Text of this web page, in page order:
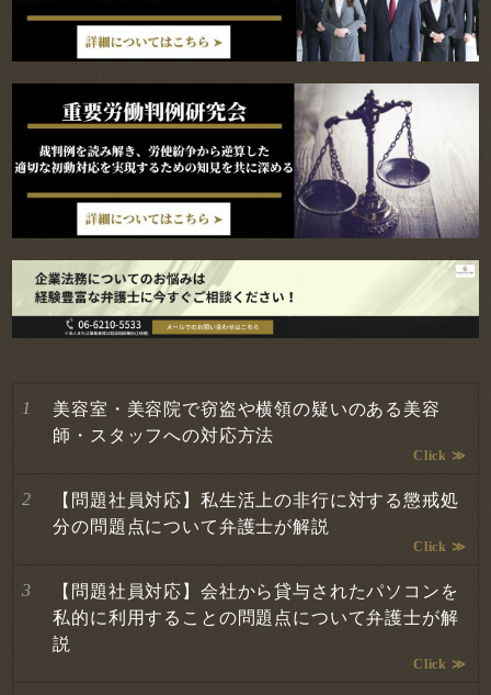
美容室・美容院で窃盗や横領の疑いのある美容
師・スタッフへの対応方法
【問題社員対応】私生活上の非行に対する懲戒処
分の問題点について弁護士が解説
【問題社員対応】会社から貸与されたパソコンを
私的に利用することの問題点について弁護士が解
説